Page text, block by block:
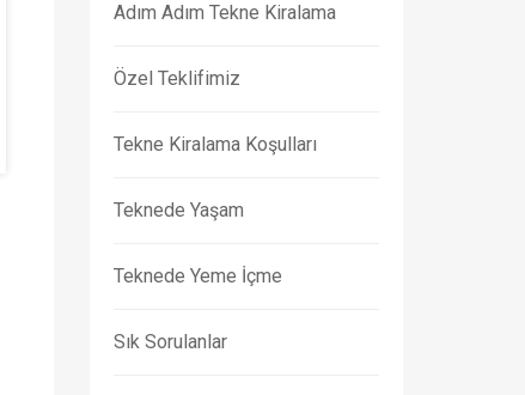
Adım Adım Tekne Kiralama
Özel Teklifimiz
Tekne Kiralama Koşulları
Teknede Yaşam
Teknede Yeme İçme
Sık Sorulanlar